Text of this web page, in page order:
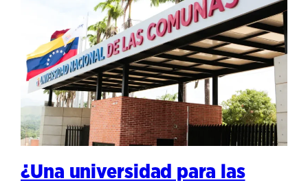
¿Una universidad para las